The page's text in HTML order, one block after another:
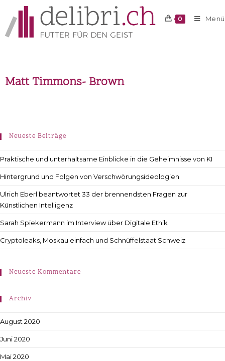
0 Menü
Matt Timmons- Brown
Neueste Beiträge
Praktische und unterhaltsame Einblicke in die Geheimnisse von KI
Hintergrund und Folgen von Verschwörungsideologien
Ulrich Eberl beantwortet 33 der brennendsten Fragen zur
Künstlichen Intelligenz
Sarah Spiekermann im Interview über Digitale Ethik
Cryptoleaks, Moskau einfach und Schnüffelstaat Schweiz
Neueste Kommentare
Archiv
August 2020
Juni 2020
Mai 2020